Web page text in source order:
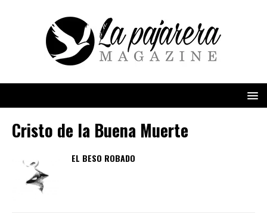
Cristo de la Buena Muerte
EL BESO ROBADO